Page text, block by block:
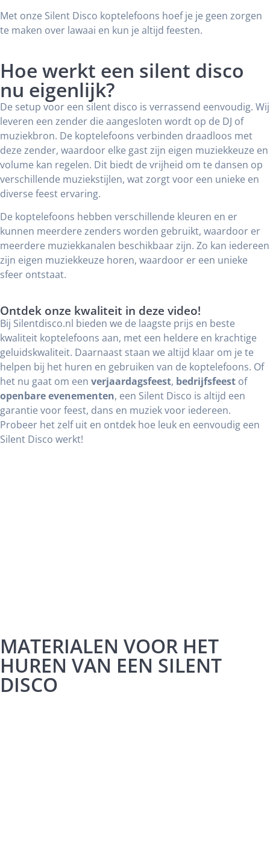
Met onze Silent Disco koptelefoons hoef je je geen zorgen
te maken over lawaai en kun je altijd feesten.
Hoe werkt een silent disco
nu eigenlijk?
De setup voor een silent disco is verrassend eenvoudig. Wij
leveren een zender die aangesloten wordt op de DJ of
muziekbron. De koptelefoons verbinden draadloos met
deze zender, waardoor elke gast zijn eigen muziekkeuze en
volume kan regelen. Dit biedt de vrijheid om te dansen op
verschillende muziekstijlen, wat zorgt voor een unieke en
diverse feest ervaring.
De koptelefoons hebben verschillende kleuren en er
kunnen meerdere zenders worden gebruikt, waardoor er
meerdere muziekkanalen beschikbaar zijn. Zo kan iedereen
zijn eigen muziekkeuze horen, waardoor er een unieke
sfeer ontstaat.
Ontdek onze kwaliteit in deze video!
Bij Silentdisco.nl bieden we de laagste prijs en beste
kwaliteit koptelefoons aan, met een heldere en krachtige
geluidskwaliteit. Daarnaast staan we altijd klaar om je te
helpen bij het huren en gebruiken van de koptelefoons. Of
het nu gaat om een verjaardagsfeest, bedrijfsfeest of
openbare evenementen, een Silent Disco is altijd een
garantie voor feest, dans en muziek voor iedereen.
Probeer het zelf uit en ontdek hoe leuk en eenvoudig een
Silent Disco werkt!
MATERIALEN VOOR HET
HUREN VAN EEN SILENT
DISCO